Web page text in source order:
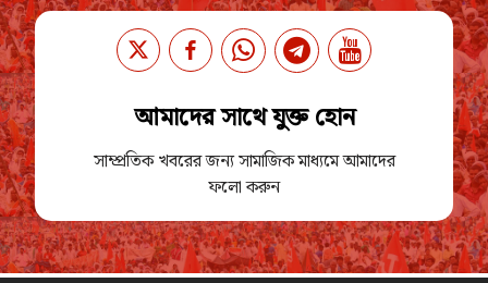
আমাদের সাথে যুক্ত হোন
সাম্প্রতিক খবরের জন্য সামাজিক মাধ্যমে আমাদের
ফলো করুন